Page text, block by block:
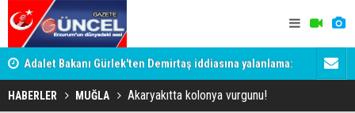
Adalet Bakanı Gürlek'ten Demirtaş iddiasına yalanlama:
Böyle bir açıklama yapmadım
Dadaş
HABERLER MUĞLA Akaryakıtta kolonya vurgunu!